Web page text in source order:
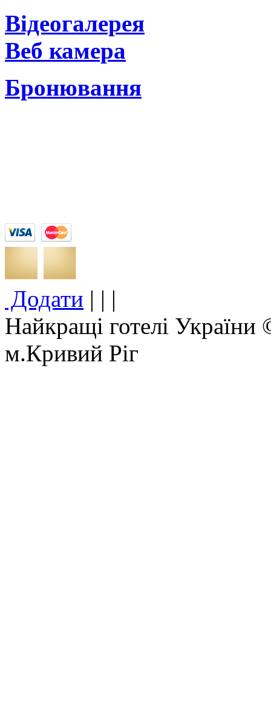
Відеогалерея
Веб камера
Бронювання
Додати | | |
Найкращі готелі України
м.Кривий Ріг